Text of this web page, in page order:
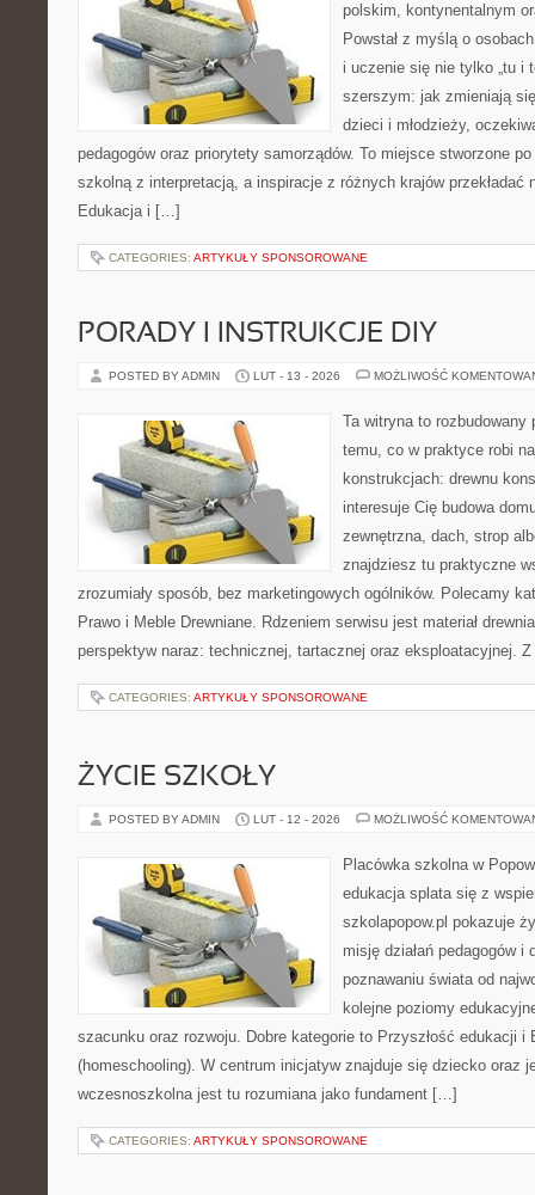
polskim, kontynentalnym
Powstał z myślą o
i uczenie się nie tylko „tu i
szerszym: jak zmieniają
dzieci i młodzieży,
pedagogów oraz priorytety samorządów. To miejsce stworzone
szkolną z interpretacją, a inspiracje z różnych krajów przekładać
Edukacja i […]
CATEGORIES: ARTYKUŁY SPONSOROWANE
PORADY I INSTRUKCJE DIY
POSTED BY ADMIN LUT - 13 - 2026 MOŻLIWOŚĆ
Ta witryna to rozbudowany
temu, co w praktyce robi
konstrukcjach: drewnu
interesuje Cię budowa
zewnętrzna, dach, strop
znajdziesz tu praktyczne
zrozumiały sposób, bez marketingowych ogólników. Polecamy
Prawo i Meble Drewniane. Rdzeniem serwisu jest materiał
perspektyw naraz: technicznej, tartacznej oraz eksploatacyjnej.
CATEGORIES: ARTYKUŁY SPONSOROWANE
ŻYCIE SZKOŁY
POSTED BY ADMIN LUT - 12 - 2026 MOŻLIWOŚĆ
Placówka szkolna w
edukacja splata się z
szkolapopow.pl pokazuje
misję działań pedagogów i
poznawaniu świata od
kolejne poziomy
szacunku oraz rozwoju. Dobre kategorie to Przyszłość edukacji i
(homeschooling). W centrum inicjatyw znajduje się dziecko oraz
wczesnoszkolna jest tu rozumiana jako fundament […]
CATEGORIES: ARTYKUŁY SPONSOROWANE